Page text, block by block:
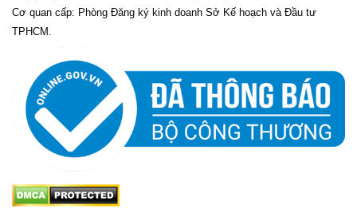
Cơ quan cấp: Phòng Đăng ký kinh doanh Sở Kế hoạch và Đầu tư
TPHCM.